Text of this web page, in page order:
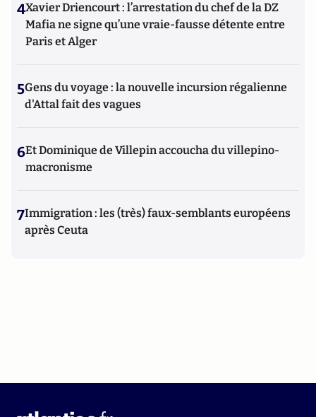
4Xavier Driencourt : l’arrestation du chef de la DZ
Mafia ne signe qu’une vraie-fausse détente entre
Paris et Alger
5Gens du voyage : la nouvelle incursion régalienne
d'Attal fait des vagues
6Et Dominique de Villepin accoucha du villepino-
macronisme
7Immigration : les (très) faux-semblants européens
après Ceuta